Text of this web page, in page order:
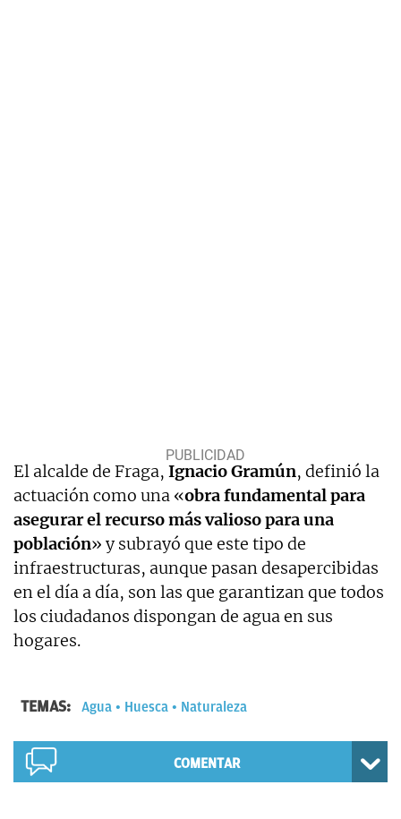
El alcalde de Fraga, Ignacio Gramún, definió la
actuación como una «obra fundamental para
asegurar el recurso más valioso para una
población» y subrayó que este tipo de
infraestructuras, aunque pasan desapercibidas
en el día a día, son las que garantizan que todos
los ciudadanos dispongan de agua en sus
hogares.
TEMAS: Agua Huesca Naturaleza
COMENTAR